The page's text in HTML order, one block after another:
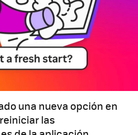
una nueva opción en
las